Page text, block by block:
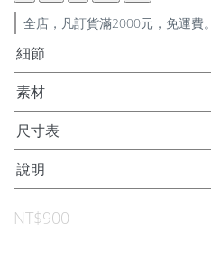
全店，凡訂貨滿2000元，免運費
細節
素材
尺寸表
說明
NT$900